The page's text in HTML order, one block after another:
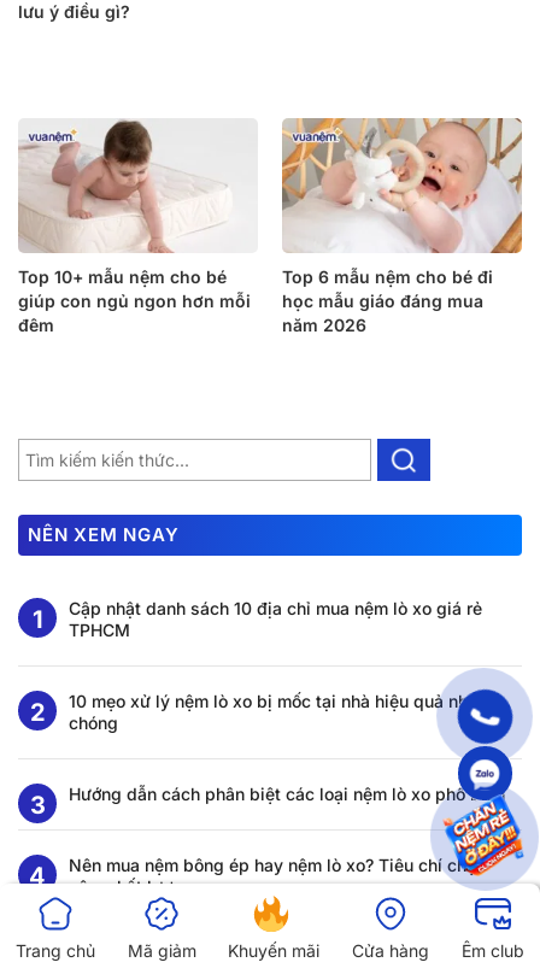
lưu ý điều gì?
Top 10+ mẫu nệm cho bé
giúp con ngủ ngon hơn mỗi
đêm
Top 6 mẫu nệm cho bé đi
học mẫu giáo đáng mua
năm 2026
NÊN XEM NGAY
Cập nhật danh sách 10 địa chỉ mua nệm lò xo giá rẻ
TPHCM
10 mẹo xử lý nệm lò xo bị mốc tại nhà hiệu quả nhanh
chóng
Hướng dẫn cách phân biệt các loại nệm lò xo phổ biến
Nên mua nệm bông ép hay nệm lò xo? Tiêu chí chọn
nệm chất lượng
Nệm lò xo có tốt không? Top 10 mẫu đệm lò xo được ưa
Trang chủ Mã giảm Khuyến mãi Cửa hàng Êm club